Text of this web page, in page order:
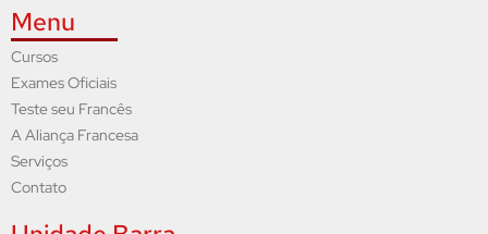
Menu
Cursos
Exames Oficiais
Teste seu Francês
A Aliança Francesa
Serviços
Contato